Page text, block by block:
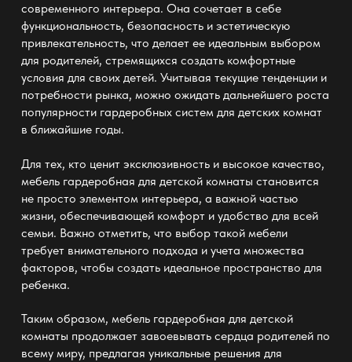
современного интерьера. Она сочетает в себе
функциональность, безопасность и эстетическую
привлекательность, что делает ее идеальным выбором
для родителей, стремящихся создать комфортные
условия для своих детей. Учитывая текущие тенденции и
потребности рынка, можно ожидать дальнейшего роста
популярности гардеробных систем для детских комнат
в ближайшие годы.
Для тех, кто ценит эксклюзивность и высокое качество,
мебель гардеробная для детской комнаты становится
не просто элементом интерьера, а важной частью
жизни, обеспечивающей комфорт и удобство для всей
семьи. Важно отметить, что выбор такой мебели
требует внимательного подхода и учета множества
факторов, чтобы создать идеальное пространство для
ребенка.
Таким образом, мебель гардеробная для детской
комнаты продолжает завоевывать сердца родителей по
всему миру, предлагая уникальные решения для